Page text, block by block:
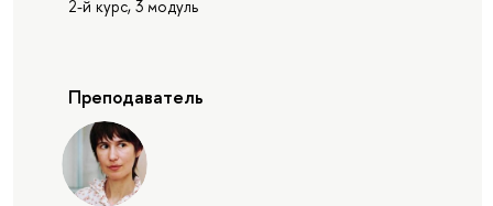
2-й курс, 3 модуль
Преподаватель